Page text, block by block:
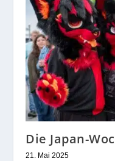
Die Japan-
21. Mai 2025